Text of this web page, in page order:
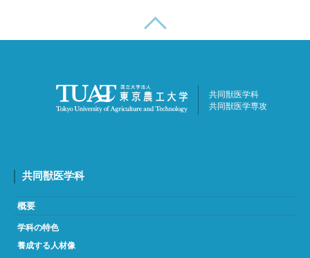
共同獣医学科
共同獣医学専攻
共同獣医学科
概要
学科の特色
養成する人材像